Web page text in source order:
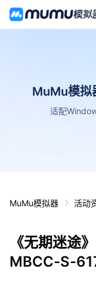
MuMu模拟
适配
MuMu模拟器 活动
《无期迷途
MBCC-S-